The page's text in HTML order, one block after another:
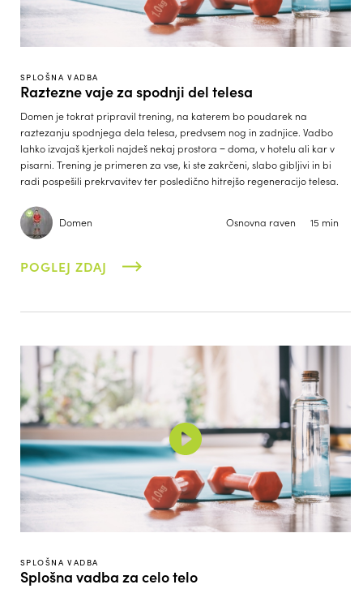
SPLOŠNA VADBA
Raztezne vaje za spodnji del telesa
Domen je tokrat pripravil trening, na katerem bo poudarek na
raztezanju spodnjega dela telesa, predvsem nog in zadnjice. Vadbo
lahko izvajaš kjerkoli najdeš nekaj prostora − doma, v hotelu ali kar v
pisarni. Trening je primeren za vse, ki ste zakrčeni, slabo gibljivi in bi
radi pospešili prekrvavitev ter posledično hitrejšo regeneracijo telesa.
Domen Osnovna raven 15 min
POGLEJ ZDAJ
SPLOŠNA VADBA
Splošna vadba za celo telo